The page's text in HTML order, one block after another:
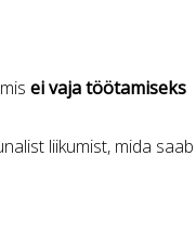
ei vaja töötamiseks
liikumist, mida saab